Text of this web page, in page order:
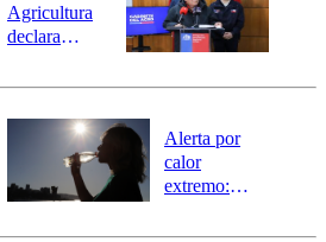
Agricultura
declara
agrícola para
Alerta por
calor
extremo:
activa Alerta